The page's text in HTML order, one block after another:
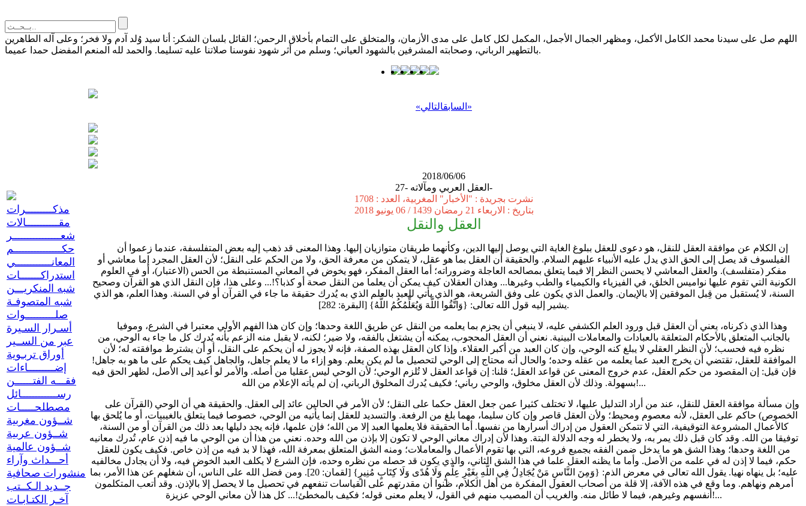
اللهم صل على سيدنا محمد الكامل الأكمل، ومظهر الجمال الأجمل، المكمل لكل كامل على مدى الأزمان، والمتخلق على التمام بأخلاق الرحمن؛ القائل بلسان الشكر: أنا سيد وُلد آدم ولا فخر؛ وعلى آله الطاهرين
بالتطهير الرباني، وصحابته المشرفين بالشهود العياني؛ وسلم من أثر شهود نفوسنا صلاتنا عليه تسليما. والحمد لله المنعم المفضل حمدا عميما.
مذكـــــــــرات
مقـــــــــــالات
شعــــــــــــــــر
حكــــــــــــــــم
المعانــــــــــــي
استدراكـــــــات
شبه المنكريـــن
شبه المتصوفـة
صلــــــــــوات
أسـرار السـيرة
عبر من الســير
أوراق تربـوية
إضـــــــــاءات
فقـــه الفتــــــن
رســــــــــــائل
مصطلحـــــات
شــؤون مغربية
شــؤون عربية
شــؤون عالمية
أحـــداث وآراء
منشورات صحافية
جــديد الـكــتب
آخـر الكتـابـات
« السابقالتالي »
2018/06/06
العقل العربي ومآلاته -27-
نشرت بجريدة : "الأخبار" المغربية، العدد : 1708
بتاريخ : الاربعاء 21 رمضان 1439 / 06 يونيو 2018
العقل والنقل
الفيلسوف قد يصل إلى الحق الذي يدل عليه الأنبياء عليهم السلام. والحقيقة أن العقل بما هو عقل، لا يتمكن من معرفة الحق، ولا من الحكم على النقل؛ لأن العقل المجرد إما معاشي أو
مفكر (متفلسف). والعقل المعاشي لا يحسن النظر إلا فيما يتعلق بمصالحه العاجلة وضروراته؛ أما العقل المفكر، فهو يخوض في المعاني المستنبطة من الحس (الاعتبار)، أو في العلوم
الكونية التي تقوم عليها نواميس الخلق، في الفيزياء والكيمياء والطب وغيرها... وهذان العقلان كيف يمكن أن يعلما من النقل صحة أو كذبا؟!... وعلى هذا، فإن النقل الذي هو القرآن وصحيح
السنة، لا يُستقبل من قِبل الموفقين إلا بالإيمان. والعمل الذي يكون على وفق الشريعة، هو الذي يأتي للعبد بالعلم الذي به يُدرك حقيقة ما جاء في القرآن أو في السنة. وهذا العلم، هو الذي
يشير إليه قول الله تعالى: {وَاتَّقُوا اللَّهَ وَيُعَلِّمُكُمُ اللَّهُ} [البقرة: 282].
بالجانب المتعلق بالأحكام المتعلقة بالعبادات والمعاملات البينية. نعني أن العقل المحجوب، يمكنه أن يشتغل بالفقه، ولا ضير؛ لكنه، لا يقبل منه الزعم بأنه يُدرك كل ما جاء به الوحي، من
نظره فيه فحسب؛ لأن النظر العقلي لا يبلغ كنه الوحي، وإن كان العبد من أكبر العقلاء. وإذا كان العقل بهذه الصفة، فإنه لا يجوز له أن يحكم على النقل، أو أن يشترط موافقته له؛ لأن
الموافقة للعقل، تقتضي أن يخرج العبد عما يعلمه من عقله وحده؛ والحال أنه محتاج إلى الوحي لتحصيل ما لم يكن يعلم. وهو إزاء ما لا يعلم جاهل، والجاهل كيف يحكم على ما هو به جاهل!
فإن قيل: إن المقصود من حكم العقل، عدم خروج المعنى عن قواعد العقل؛ قلنا: إن قواعد العقل لا تُلزم الوحي؛ لأن الوحي ليس عقليا من أصله. والأمر لو أعيد إلى الأصل، لظهر الحق فيه
بسهولة. وذلك لأن العقل مخلوق، والوحي رباني؛ فكيف يُدرك المخلوق الرباني، إن لم يأته الإعلام من الله!...
الخصوص) حاكم على العقل، لأنه معصوم ومحيط؛ ولأن العقل قاصر وإن كان سليما، مهما بلغ من الرفعة. والتسديد للعقل إنما يأتيه من الوحي، خصوصا فيما يتعلق بالغيبيات، أو ما يُلحق بها
كالأعمال المشروعة التوقيفية، التي لا تتمكن العقول من إدراك أسرارها من نفسها. أما الحقيقة فلا يعلمها العبد إلا من الله؛ فإن علمها، فإنه يجد دليلها بعد ذلك من القرآن أو من السنة،
توفيقا من الله. وقد كان قبل ذلك يمر به، ولا يخطر له وجه الدلالة البتة. وهذا لأن إدراك معاني الوحي لا تكون إلا بإذن من الله وحده. نعني من هذا أن من الوحي ما فيه إذن عام، تُدرك معانيه
من اللغة وحدها؛ وهذا الشق هو ما يدخل ضمن الفقه بجميع فروعه، التي بها تقوم الأعمال والمعاملات؛ ومنه الشق المتعلق بمعرفة الله، فهذا لا بد فيه من إذن خاص. فكيف يكون للعقل
حكم، فيما لا إذن له في علمه من الأصل. وأما ما يظنه العقل علما في هذا الشق الثاني، والذي يكون قد حصله من نظره وحده، فإن الشرع لا يكلف العبد الخوض فيه، ولا أن يجادل مخالفيه
عليه؛ بل ينهاه نهيا. يقول الله تعالى في معرض الذم: {وَمِنَ النَّاسِ مَنْ يُجَادِلُ فِي اللَّهِ بِغَيْرِ عِلْمٍ وَلَا هُدًى وَلَا كِتَابٍ مُنِيرٍ} [لقمان: 20]. ومن فضل الله على الناس، أن شغلهم عن هذا الأمر، بما
أمرهم ونهاهم. وما وقع في هذه الآفة، إلا قلة من أصحاب العقول المفكرة من أهل الكلام، ظنوا أن مقدرتهم على القياسات تنفعهم في تحصيل ما لا يحصل إلا بالإذن. وقد أتعب المتكلمون
أنفسهم وغيرهم، فيما لا طائل منه. والغريب أن المصيب منهم في القول، لا يعلم معنى قوله؛ فكيف بالمخطئ!... كل هذا لأن معاني الوحي عزيزة!...